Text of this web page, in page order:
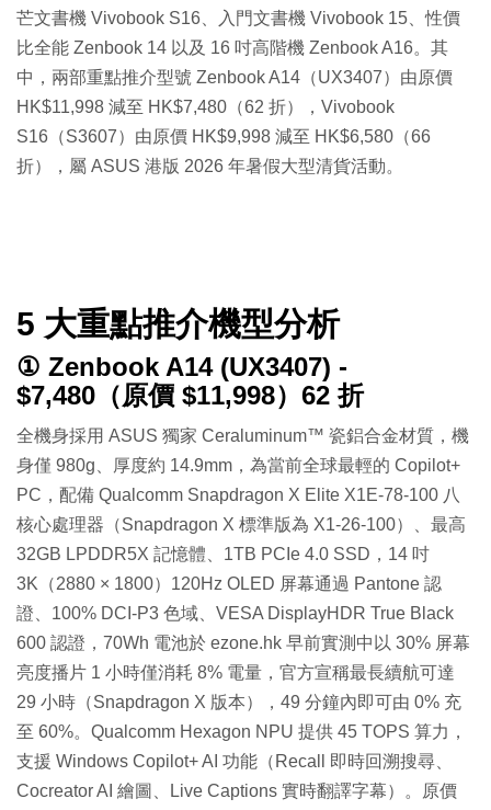
芒文書機 Vivobook S16、入門文書機 Vivobook 15、性價
比全能 Zenbook 14 以及 16 吋高階機 Zenbook A16。其
中，兩部重點推介型號 Zenbook A14（UX3407）由原價
HK$11,998 減至 HK$7,480（62 折），Vivobook
S16（S3607）由原價 HK$9,998 減至 HK$6,580（66
折），屬 ASUS 港版 2026 年暑假大型清貨活動。
5 大重點推介機型分析
① Zenbook A14 (UX3407) -
$7,480（原價 $11,998）62 折
全機身採用 ASUS 獨家 Ceraluminum™ 瓷鋁合金材質，機
身僅 980g、厚度約 14.9mm，為當前全球最輕的 Copilot+
PC，配備 Qualcomm Snapdragon X Elite X1E-78-100 八
核心處理器（Snapdragon X 標準版為 X1-26-100）、最高
32GB LPDDR5X 記憶體、1TB PCIe 4.0 SSD，14 吋
3K（2880 × 1800）120Hz OLED 屏幕通過 Pantone 認
證、100% DCI-P3 色域、VESA DisplayHDR True Black
600 認證，70Wh 電池於 ezone.hk 早前實測中以 30% 屏幕
亮度播片 1 小時僅消耗 8% 電量，官方宣稱最長續航可達
29 小時（Snapdragon X 版本），49 分鐘內即可由 0% 充
至 60%。Qualcomm Hexagon NPU 提供 45 TOPS 算力，
支援 Windows Copilot+ AI 功能（Recall 即時回溯搜尋、
Cocreator AI 繪圖、Live Captions 實時翻譯字幕）。原價